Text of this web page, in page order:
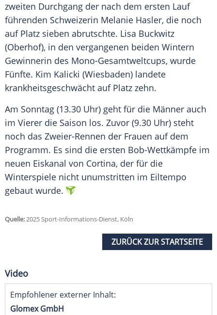
zweiten Durchgang der nach dem ersten Lauf
führenden Schweizerin Melanie Hasler, die noch
auf Platz sieben abrutschte. Lisa Buckwitz
(Oberhof), in den vergangenen beiden Wintern
Gewinnerin des Mono-Gesamtweltcups, wurde
Fünfte. Kim Kalicki (Wiesbaden) landete
krankheitsgeschwächt auf Platz zehn.
Am Sonntag (13.30 Uhr) geht für die Männer auch
im Vierer die Saison los. Zuvor (9.30 Uhr) steht
noch das Zweier-Rennen der Frauen auf dem
Programm. Es sind die ersten Bob-Wettkämpfe im
neuen Eiskanal von Cortina, der für die
Winterspiele nicht unumstritten im Eiltempo
gebaut wurde.
Quelle:2025 Sport-Informations-Dienst, Köln
ZURÜCK ZUR STARTSEITE
Video
Empfohlener externer Inhalt:
Glomex GmbH